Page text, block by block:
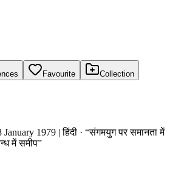
Favourite Collection
January 1979 | हिंदी · “संगमयुग पर समानता में
में समीप”